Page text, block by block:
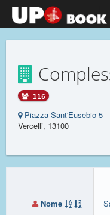
116
Piazza Sant'Eusebio 5
Vercelli, 13100
Nome